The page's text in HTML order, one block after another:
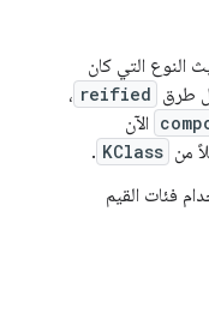
النوع التي كان
طرق reified ،
الآن
من KClass
.
فئات القيم